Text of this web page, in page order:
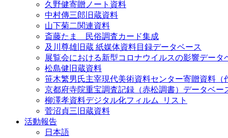
久野健寄贈ノート資料
中村傳三郎旧蔵資料
山下菊二関連資料
斎藤たま 民俗調査カード集成
及川尊雄旧蔵 紙媒体資料目録データベース
展覧会における新型コロナウイルスの影響データ
松島健旧蔵資料
笹木繁男氏主宰現代美術資料センター寄贈資料（
京都府寺院重宝調査記録（赤松調書）データベー
柳澤孝資料デジタル化フィルム_リスト
菅沼貞三旧蔵資料
活動報告
日本語